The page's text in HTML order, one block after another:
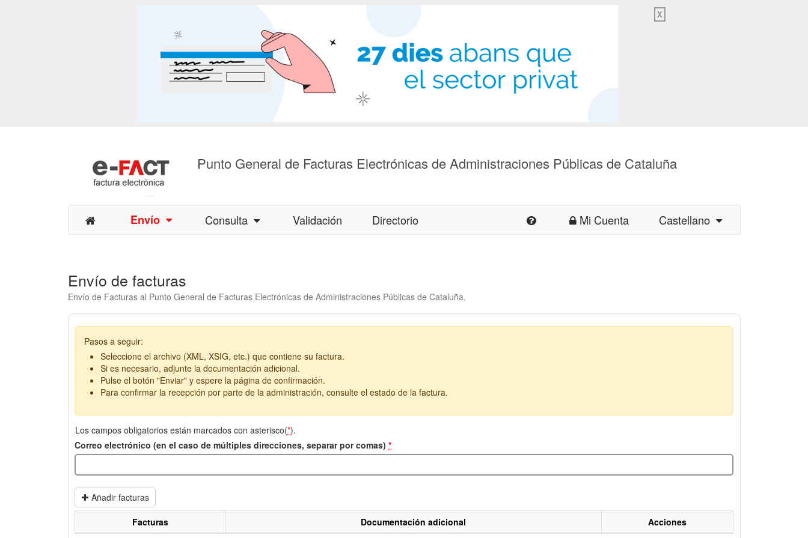
X
Punto General de Facturas Electrónicas de Administraciones Públicas de Cataluña
Envío Consulta Validación Directorio Mi Cuenta Castellano
Envío de facturas
Envío de Facturas al Punto General de Facturas Electrónicas de Administraciones Públicas de Cataluña.
Pasos a seguir:
Seleccione el archivo (XML, XSIG, etc.) que contiene su factura.
Si es necesario, adjunte la documentación adicional.
Pulse el botón "Enviar" y espere la página de confirmación.
Para confirmar la recepción por parte de la administración, consulte el estado de la factura.
Los campos obligatorios están marcados con asterisco(*).
Correo electrónico (en el caso de múltiples direcciones, separar por comas) *
Añadir facturas
Facturas Documentación adicional Acciones